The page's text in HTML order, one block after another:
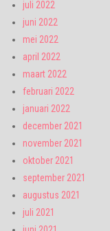
juli 2022
juni 2022
mei 2022
april 2022
maart 2022
februari 2022
januari 2022
december 2021
november 2021
oktober 2021
september 2021
augustus 2021
juli 2021